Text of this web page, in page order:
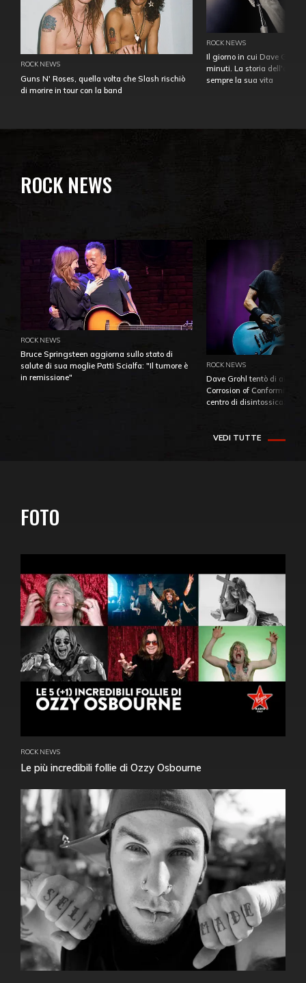
ROCK NEWS
Guns N' Roses, quella volta che Slash rischiò
di morire in tour con la band
ROCK NEWS
Il giorno in cui Dave
minuti. La storia
sempre la sua vita
ROCK NEWS
ROCK NEWS
Bruce Springsteen aggiorna sullo stato di
salute di sua moglie Patti Scialfa: "Il tumore è
in remissione"
ROCK NEWS
Dave Grohl tentò di
Corrosion of Conformity
centro di
VEDI TUTTE
FOTO
ROCK NEWS
Le più incredibili follie di Ozzy Osbourne